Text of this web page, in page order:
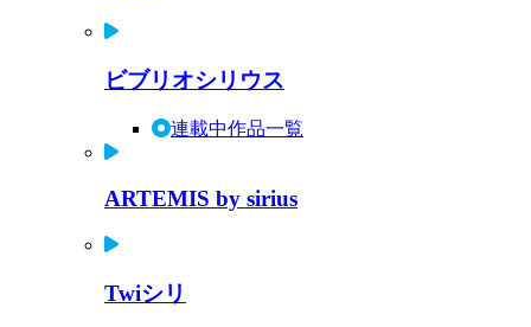
ビブリオシリウス
連載中作品一覧
ARTEMIS by sirius
Twiシリ